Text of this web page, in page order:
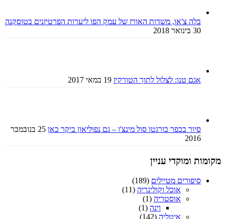
בלה צ'או, משדות האורז של עמק הפו ליערות הפרטיזנים בטוסקנה
30 בינואר 2018
אגם טנו: לצלול לתוך הטורקיז 19 במאי 2017
סיור בכפר בורגטו סול מינצ'ו – גם נפוליאון ביקר כאן
25 בנובמבר
2016
מקומות ומוקדי עניין
סיפורים מטיילים (189)
אוכל וקולינריה (11)
אוסטריה (1)
וינה (1)
איטליה (142)